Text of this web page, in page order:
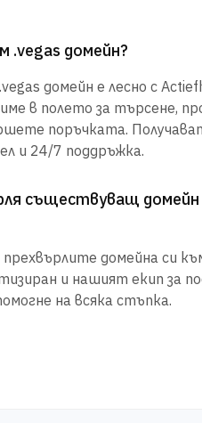
.vegas домейн?
домейн е лесно с
в полето за търсене,
поръчката.
и 24/7 поддръжка.
съществуващ домейн
домейна си
и нашият екип за
на всяка стъпка.